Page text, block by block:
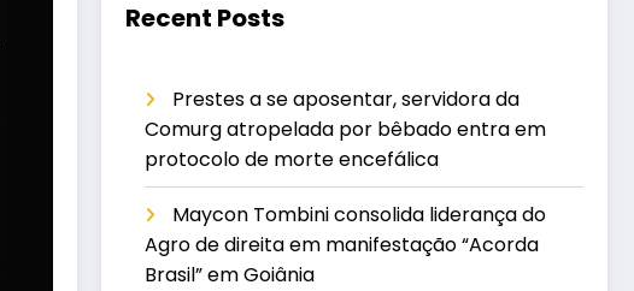
Recent Posts
Prestes a se aposentar, servidora da
Comurg atropelada por bêbado entra em
protocolo de morte encefálica
Maycon Tombini consolida liderança do
Agro de direita em manifestação “Acorda
Brasil” em Goiânia